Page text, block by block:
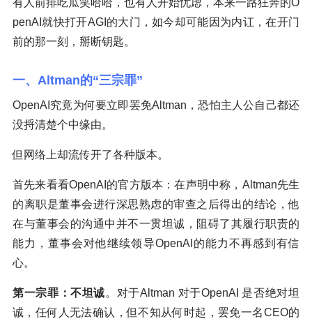
penAI就快打开AGI的大门，如今却可能因为内讧，在开门
前的那一刻，掰断钥匙。
一、Altman的“三宗罪”
OpenAI究竟为何要立即罢免Altman，恐怕主人公自己都还
没捋清楚个中缘由。
但网络上却流传开了各种版本。
首先来看看OpenAI的官方版本：在声明中称，Altman先生
的离职是董事会进行深思熟虑的审查之后得出的结论，他
在与董事会的沟通中并不一贯坦诚，阻碍了其履行职责的
能力，董事会对他继续领导OpenAI的能力不再感到有信
心。
第一宗罪：不坦诚。对于Altman 对于OpenAI 是否绝对坦
诚，任何人无法确认，但不知从何时起，罢免一名CEO的